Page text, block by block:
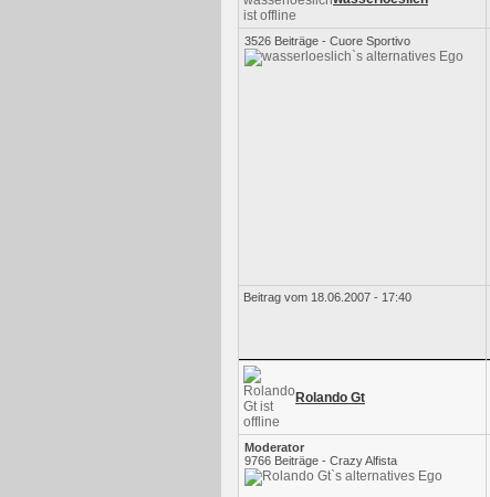
3526 Beiträge - Cuore Sportivo
Beitrag vom 18.06.2007 - 17:40
Rolando Gt
Moderator
9766 Beiträge - Crazy Alfista